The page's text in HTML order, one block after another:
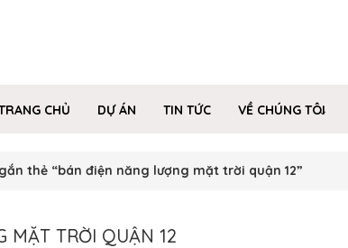
CHỦ DỰ ÁN TIN TỨC VỀ CHÚNG TÔI
thẻ “bán điện năng lượng mặt trời quận 12”
MẶT TRỜI QUẬN 12